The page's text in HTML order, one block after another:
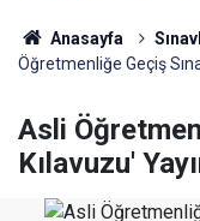
Anasayfa
Öğretmenliğe Geçiş
Asli
Kılavuzu'